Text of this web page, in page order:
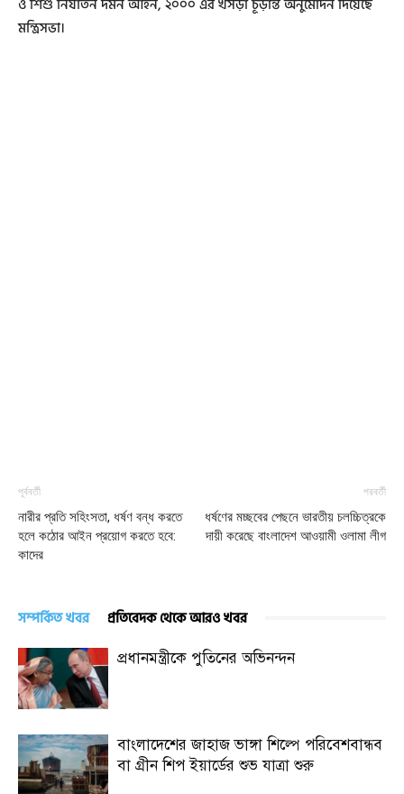
ও শিশু নির্যাতন দমন আইন, ২০০০ এর খসড়া চূড়ান্ত অনুমোদন দিয়েছে
মন্ত্রিসভা।
পূর্ববর্তী
নারীর প্রতি সহিংসতা, ধর্ষণ বন্ধ করতে
হলে কঠোর আইন প্রয়োগ করতে হবে:
কাদের
পরবর্তী
ধর্ষণের মচ্ছবের পেছনে ভারতীয় চলচ্চিত্রকে
দায়ী করেছে বাংলাদেশ আওয়ামী ওলামা লীগ
সম্পর্কিত খবর প্রতিবেদক থেকে আরও খবর
প্রধানমন্ত্রীকে পুতিনের অভিনন্দন
বাংলাদেশের জাহাজ ভাঙ্গা শিল্পে পরিবেশবান্ধব
বা গ্রীন শিপ ইয়ার্ডের শুভ যাত্রা শুরু